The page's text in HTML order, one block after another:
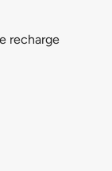
recharge